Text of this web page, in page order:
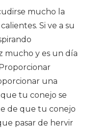
mucho la
Si ve a su
mucho y es un día
una
tu conejo se
de que tu conejo
pasar de hervir